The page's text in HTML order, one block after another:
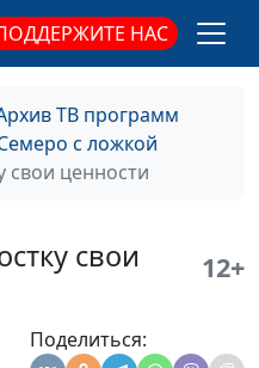
НАС
ТВ программ
с ложкой
свои ценности
свои
12+
Поделиться:
Воронина
клинический
Алена
Елена
Татьяна
Марина